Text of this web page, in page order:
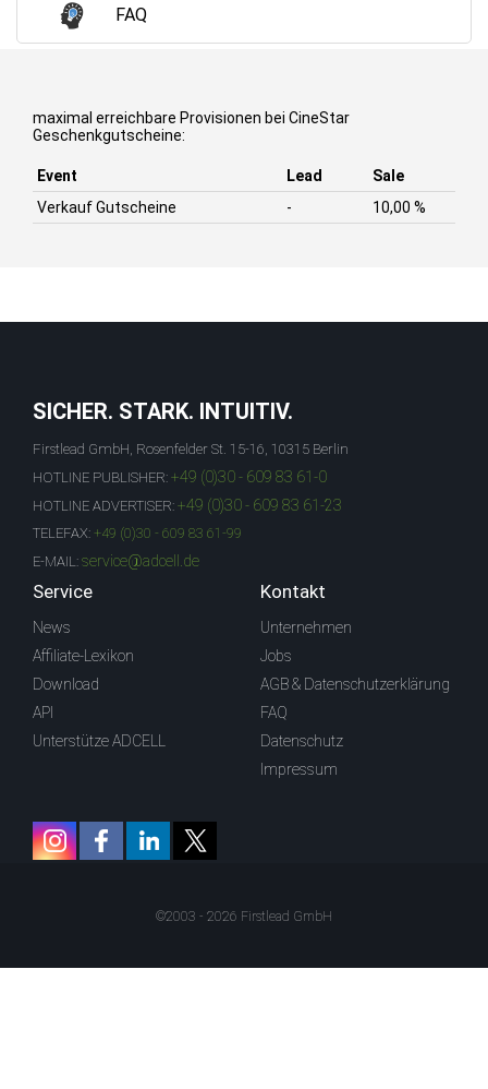
FAQ
maximal erreichbare Provisionen bei CineStar
Geschenkgutscheine:
Event Lead
Sale
Verkauf Gutscheine
- 10,00 %
SICHER. STARK. INTUITIV.
Firstlead GmbH, Rosenfelder St. 15-16, 10315 Berlin
HOTLINE PUBLISHER: +49 (0)30 - 609 83 61-0
HOTLINE ADVERTISER: +49 (0)30 - 609 83 61-23
TELEFAX: +49 (0)30 - 609 83 61-99
E-MAIL: service@adcell.de
Service
News
Affiliate-Lexikon
Download
API
Unterstütze ADCELL
Kontakt
Unternehmen
Jobs
AGB & Datenschutzerklärung
FAQ
Datenschutz
Impressum
©2003 - 2026 Firstlead GmbH